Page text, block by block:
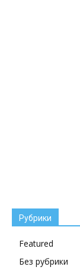
Рубрики
Featured
Без рубрики